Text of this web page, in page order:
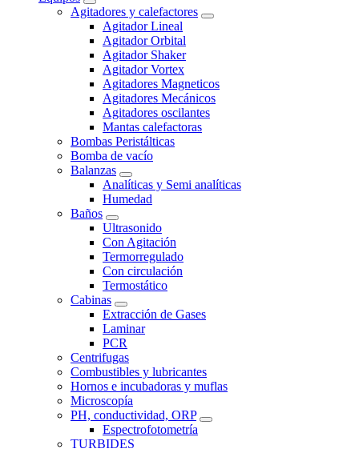
Agitadores y calefactores
Agitador Lineal
Agitador Orbital
Agitador Shaker
Agitador Vortex
Agitadores Magneticos
Agitadores Mecánicos
Agitadores oscilantes
Mantas calefactoras
Bombas Peristálticas
Bomba de vacío
Balanzas
Analíticas y Semi analíticas
Humedad
Baños
Ultrasonido
Con Agitación
Termorregulado
Con circulación
Termostático
Cabinas
Extracción de Gases
Laminar
PCR
Centrifugas
Combustibles y lubricantes
Hornos e incubadoras y muflas
Microscopía
PH, conductividad, ORP
Espectrofotometría
TURBIDES